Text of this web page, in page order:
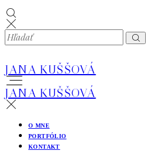
JANA KUŠŠOVÁ
JANA KUŠŠOVÁ
O MNE
PORTFÓLIO
KONTAKT